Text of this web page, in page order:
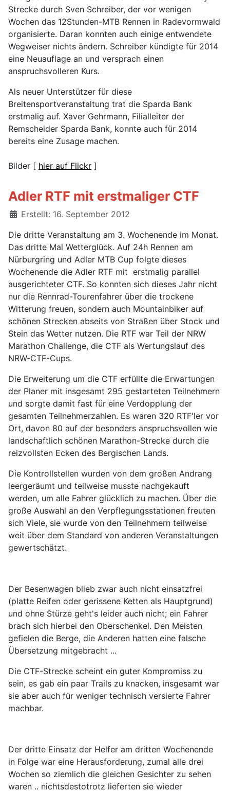
Strecke durch Sven Schreiber, der vor wenigen
Wochen das 12Stunden-MTB Rennen in Radevormwald
organisierte. Daran konnten auch einige entwendete
Wegweiser nichts ändern. Schreiber kündigte für 2014
eine Neuauflage an und versprach einen
anspruchsvolleren Kurs.
Als neuer Unterstützer für diese
Breitensportveranstaltung trat die Sparda Bank
erstmalig auf. Xaver Gehrmann, Filialleiter der
Remscheider Sparda Bank, konnte auch für 2014
bereits eine Zusage machen.
Bilder [ hier auf Flickr ]
Adler RTF mit erstmaliger CTF
DetailsErstellt: 16. September 2012
Die dritte Veranstaltung am 3. Wochenende im Monat.
Das dritte Mal Wetterglück. Auf 24h Rennen am
Nürburgring und Adler MTB Cup folgte dieses
Wochenende die Adler RTF mit erstmalig parallel
ausgerichteter CTF. So konnten sich dieses Jahr nicht
nur die Rennrad-Tourenfahrer über die trockene
Witterung freuen, sondern auch Mountainbiker auf
schönen Strecken abseits von Straßen über Stock und
Stein das Wetter nutzen. Die RTF war Teil der NRW
Marathon Challenge, die CTF als Wertungslauf des
NRW-CTF-Cups.
Die Erweiterung um die CTF erfüllte die Erwartungen
der Planer mit insgesamt 295 gestarteten Teilnehmern
und sorgte damit fast für eine Verdopplung der
gesamten Teilnehmerzahlen. Es waren 320 RTF'ler vor
Ort, davon 80 auf der besonders anspruchsvollen wie
landschaftlich schönen Marathon-Strecke durch die
reizvollsten Ecken des Bergischen Lands.
Die Kontrollstellen wurden von dem großen Andrang
leergeräumt und teilweise musste nachgekauft
werden, um alle Fahrer glücklich zu machen. Über die
große Auswahl an den Verpflegungsstationen freuten
sich Viele, sie wurde von den Teilnehmern teilweise
weit über dem Standard von anderen Veranstaltungen
gewertschätzt.
Der Besenwagen blieb zwar auch nicht einsatzfrei
(platte Reifen oder gerissene Ketten als Hauptgrund)
und ohne Stürze geht's leider auch nicht; ein Fahrer
brach sich hierbei den Oberschenkel. Den Meisten
gefielen die Berge, die Anderen hatten eine falsche
Übersetzung mitgebracht ...
Die CTF-Strecke scheint ein guter Kompromiss zu
sein, es gab ein paar Trails zu knacken, insgesamt war
sie aber auch für weniger technisch versierte Fahrer
machbar.
Der dritte Einsatz der Helfer am dritten Wochenende
in Folge war eine Herausforderung, zumal alle drei
Wochen so ziemlich die gleichen Gesichter zu sehen
waren .. nichtsdestotrotz lieferten sie wieder